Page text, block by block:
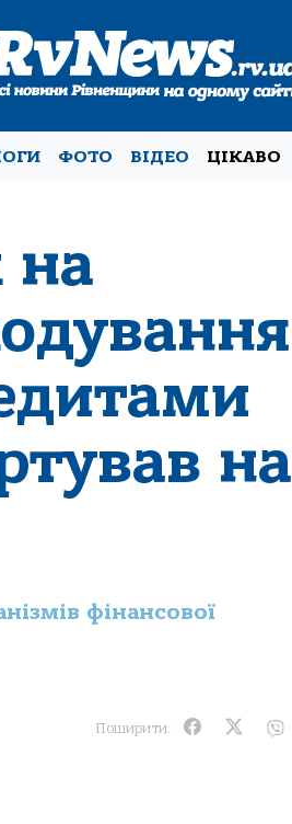
ФОТО ВІДЕО ЦІКАВО
на
на
фінансової
Поширити: